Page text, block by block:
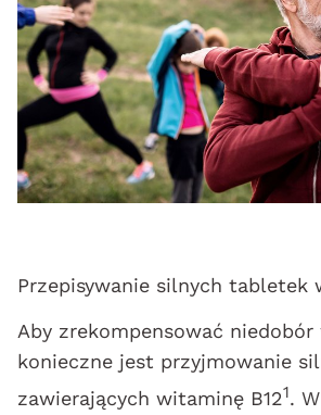
Przepisywanie silnych tabletek
Aby zrekompensować niedobór
konieczne jest przyjmowanie
zawierających witaminę B121.